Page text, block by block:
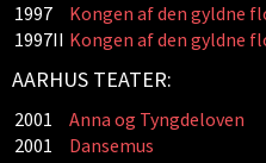
1997
Kongen af den gyldne
1997II Kongen af den gyldne
AARHUS TEATER:
2001 Anna og Tyngdeloven
2001
Dansemus